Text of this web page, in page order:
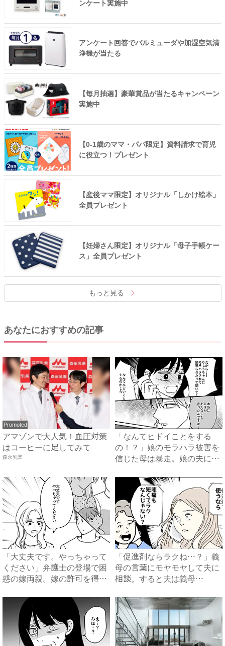
ンケート実施中
アンケート回答でバルミューダや加湿空気清
浄機が当たる
【毎月抽選】豪華賞品が当たるキャンペーン
実施中
【0-1歳のママ・パパ限定】資料請求で育児
に役立つ！プレゼント
【産後ママ限定】オリジナル「しかけ絵本」
全員プレゼント
【妊婦さん限定】オリジナル「母子手帳ケー
ス」全員プレゼント
もっと見る
あなたにおすすめの記事
Promoted
アマゾンで大人気！血圧対策
はコーヒーに足してみて
森永乳業
「なんてヒドイことをする
の！？」娘のモラハラ被害を
信じた母は暴走。娘の夫に電
「大丈夫です。やっちゃって
ください」弁護士の登場で困
惑の嫁両親。嫁の許可を得た
「促進剤ならラクね…？」義
母の言葉にモヤモヤして夫に
相談。すると夫は義母